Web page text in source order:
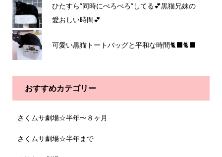
ひたすら”同時にぺろぺろ”してる💕黒猫兄妹の
愛おしい時間💕
可愛い黒猫トートバッグと平和な時間🐈‍⬛🐈‍⬛
おすすめカテゴリー
さくムサ劇場☆半年〜８ヶ月
さくムサ劇場☆半年まで